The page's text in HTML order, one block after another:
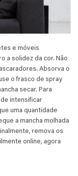
e móveis
a solidez da cor. Não
Absorva o
o frasco de spray
secar. Para
intensificar
uma quantidade
a mancha molhada
remova os
online, agora